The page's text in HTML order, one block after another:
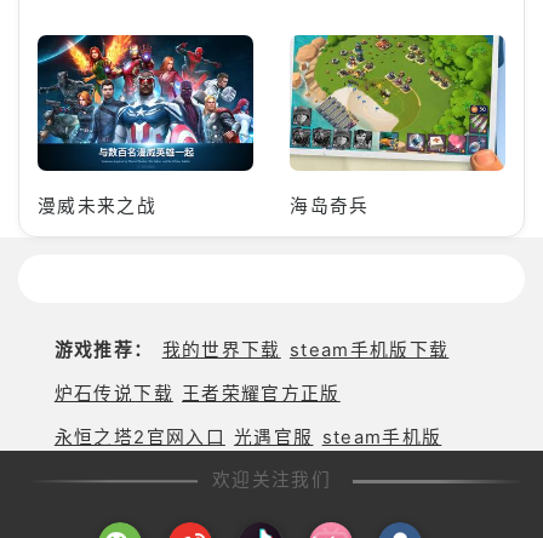
漫威未来之战 海岛奇兵
游戏推荐： 我的世界下载 steam手机版下载
炉石传说下载 王者荣耀官方正版
永恒之塔2官网入口 光遇官服
steam手机版
欢迎关注我们